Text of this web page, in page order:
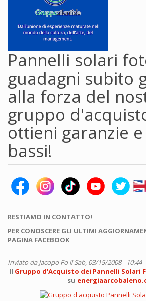
Pannelli solari
guadagni subito
alla forza del
gruppo
ottieni garanzie
bassi!
RESTIAMO IN CONTATTO!
PER CONOSCERE GLI ULTIMI
PAGINA FACEBOOK
Inviato daJacopo Fo il Sab, 03/15/2008 - 10:44
Il Gruppo d'Acquisto dei Pannelli Solari
su